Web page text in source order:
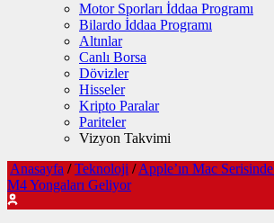
Motor Sporları İddaa Programı
Bilardo İddaa Programı
Altınlar
Canlı Borsa
Dövizler
Hisseler
Kripto Paralar
Pariteler
Vizyon Takvimi
Anasayfa / Teknoloji / Apple’ın Mac
M4 Yongaları Geliyor